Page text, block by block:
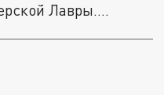
Лавры.